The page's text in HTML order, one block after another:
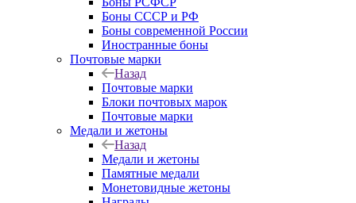
Боны СССР и РФ
Боны современной России
Иностранные боны
Почтовые марки
Назад
Почтовые марки
Блоки почтовых марок
Почтовые марки
Медали и жетоны
Назад
Медали и жетоны
Памятные медали
Монетовидные жетоны